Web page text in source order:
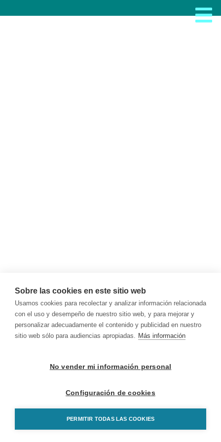
Sobre las cookies en este sitio web
Usamos cookies para recolectar y analizar información relacionada
con el uso y desempeño de nuestro sitio web, y para mejorar y
personalizar adecuadamente el contenido y publicidad en nuestro
sitio web sólo para audiencias apropiadas. Más información
No vender mi información personal
Configuración de cookies
PERMITIR TODAS LAS COOKIES